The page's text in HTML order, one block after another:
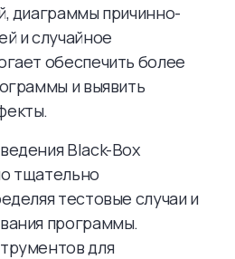
диаграммы причинно-
и случайное
обеспечить более
и выявить
Black-Box
тщательно
тестовые случаи и
программы.
для